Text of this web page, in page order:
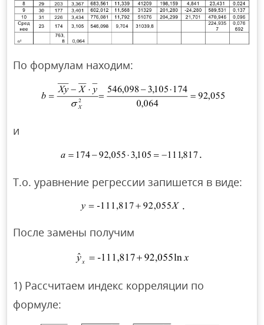
По формулам находим:
и
Т.о. уравнение регрессии запишется в виде:
После замены получим
1) Рассчитаем индекс корреляции по
формуле: